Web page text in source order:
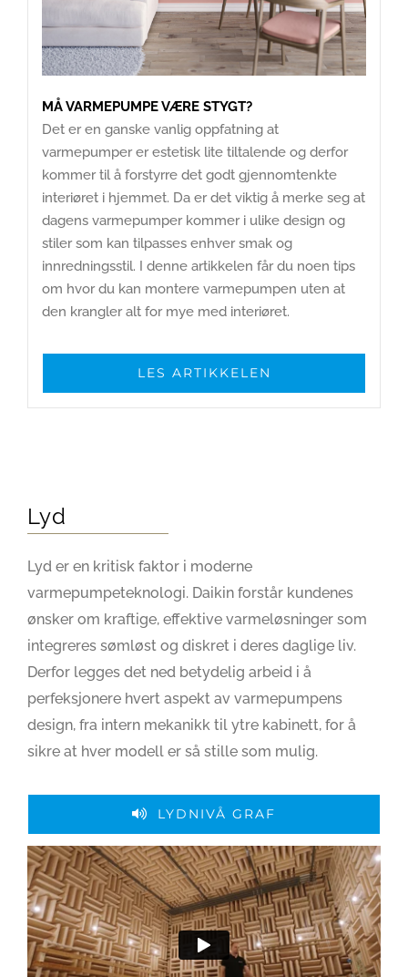
MÅ VARMEPUMPE VÆRE STYGT?
Det er en ganske vanlig oppfatning at
varmepumper er estetisk lite tiltalende og derfor
kommer til å forstyrre det godt gjennomtenkte
interiøret i hjemmet. Da er det viktig å merke seg at
dagens varmepumper kommer i ulike design og
stiler som kan tilpasses enhver smak og
innredningsstil. I denne artikkelen får du noen tips
om hvor du kan montere varmepumpen uten at
den krangler alt for mye med interiøret.
LES ARTIKKELEN
Lyd
Lyd er en kritisk faktor i moderne
varmepumpeteknologi. Daikin forstår kundenes
ønsker om kraftige, effektive varmeløsninger som
integreres sømløst og diskret i deres daglige liv.
Derfor legges det ned betydelig arbeid i å
perfeksjonere hvert aspekt av varmepumpens
design, fra intern mekanikk til ytre kabinett, for å
sikre at hver modell er så stille som mulig.
LYDNIVÅ GRAF